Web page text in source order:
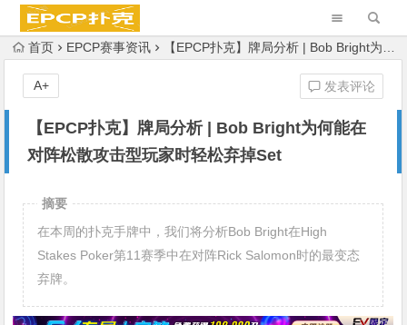
首页 EPCP赛事资讯 【EPCP扑克】牌局分析 | Bob Bright为何能在对阵松散攻击型玩家时轻松弃掉Set
【EPCP扑克】牌局分析 | Bob Bright为何能在
对阵松散攻击型玩家时轻松弃掉Set
发表评论
A+
摘要
在本周的扑克手牌中，我们将分析Bob Bright在High
Stakes Poker第11赛季中在对阵Rick Salomon时的最变态
弃牌。